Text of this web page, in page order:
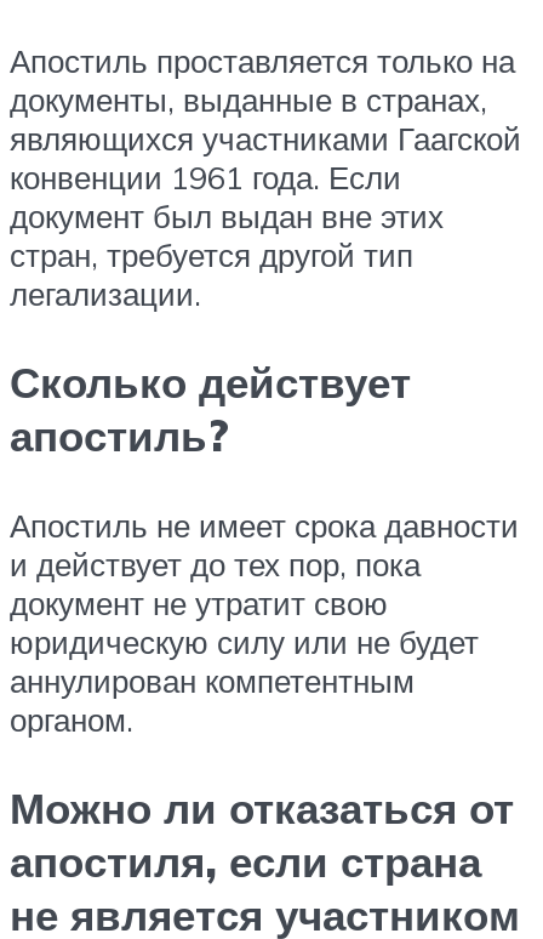
Апостиль проставляется только на
документы, выданные в странах,
являющихся участниками Гаагской
конвенции 1961 года. Если
документ был выдан вне этих
стран, требуется другой тип
легализации.
Сколько действует
апостиль?
Апостиль не имеет срока давности
и действует до тех пор, пока
документ не утратит свою
юридическую силу или не будет
аннулирован компетентным
органом.
Можно ли отказаться от
апостиля, если страна
не является участником